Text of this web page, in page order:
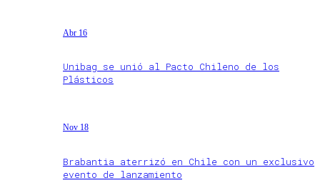
Abr 16
Unibag se unió al Pacto Chileno de los
Plásticos
Nov 18
Brabantia aterrizó en Chile con un exclusivo
evento de lanzamiento